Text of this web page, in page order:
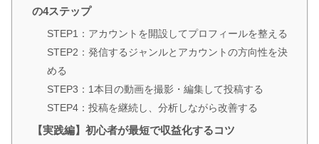
の4ステップ
STEP1：アカウントを開設してプロフィールを整える
STEP2：発信するジャンルとアカウントの方向性を決
める
STEP3：1本目の動画を撮影・編集して投稿する
STEP4：投稿を継続し、分析しながら改善する
【実践編】初心者が最短で収益化するコツ